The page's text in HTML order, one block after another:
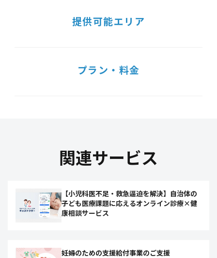
提供可能エリア
プラン・料金
関連サービス
【小児科医不足・救急逼迫を解決】自治体の
子ども医療課題に応えるオンライン診療×健
康相談サービス
妊婦のための支援給付事業のご支援